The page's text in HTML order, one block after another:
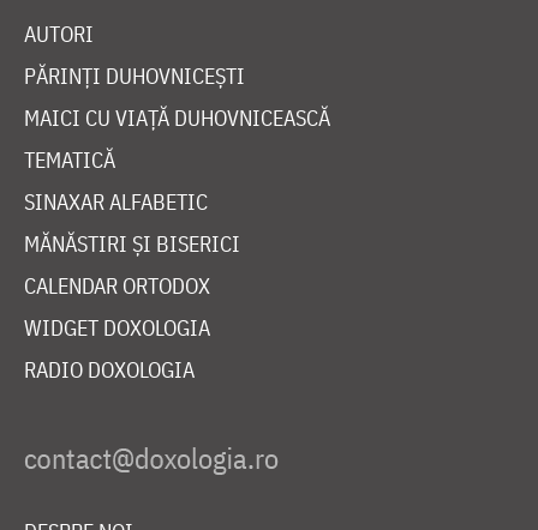
AUTORI
PĂRINȚI DUHOVNICEȘTI
MAICI CU VIAȚĂ DUHOVNICEASCĂ
TEMATICĂ
SINAXAR ALFABETIC
MĂNĂSTIRI ȘI BISERICI
CALENDAR ORTODOX
WIDGET DOXOLOGIA
RADIO DOXOLOGIA